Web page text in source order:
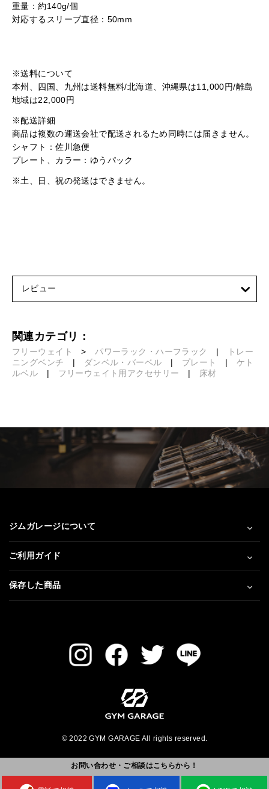
重量：約140g/個
対応するスリーブ直径：50mm
※送料について
本州、四国、九州は送料無料/北海道、沖縄県は11,000円/離島
地域は22,000円
※配送詳細
商品は複数の運送会社で配送されるため同時には届きません。
シャフト：佐川急便
プレート、カラー：ゆうパック
※土、日、祝の発送はできません。
レビュー
関連カテゴリ：
フリーウェイト > パワーラック・ハーフラック |
トレー
ニングベンチ | ダンベル・バーベル | プレート | ケト
ルベル | フリーウェイト用アクセサリー | 床材
ジムガレージについて
ご利用ガイド
保存した商品
© 2022 GYM GARAGE All rights reserved.
お問い合わせ・ご相談はこちらから！